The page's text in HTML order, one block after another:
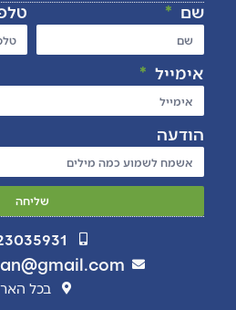
שם
אימייל
הודעה
שליחה
בכל